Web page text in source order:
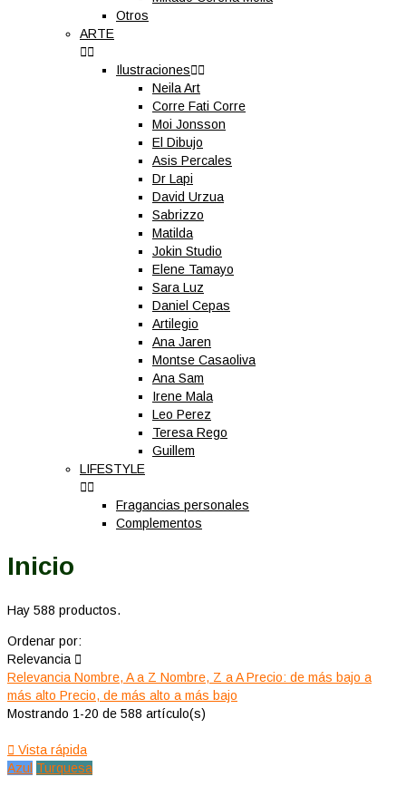
Otros
ARTE

Ilustraciones
Neila Art
Corre Fati Corre
Moi Jonsson
El Dibujo
Asis Percales
Dr Lapi
David Urzua
Sabrizzo
Matilda
Jokin Studio
Elene Tamayo
Sara Luz
Daniel Cepas
Artilegio
Ana Jaren
Montse Casaoliva
Ana Sam
Irene Mala
Leo Perez
Teresa Rego
Guillem
LIFESTYLE

Fragancias personales
Complementos
Inicio
Hay 588 productos.
Ordenar por:
Relevancia 
Relevancia Nombre, A a Z Nombre, Z a APrecio: de más bajo a
más alto Precio, de más alto a más bajo
Mostrando 1-20 de 588 artículo(s)
 Vista rápida
Azul Turquesa